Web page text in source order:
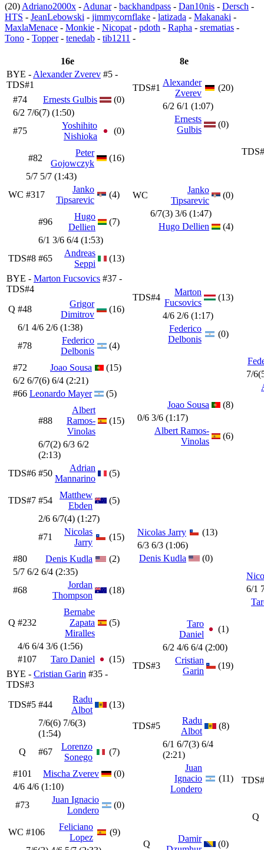
(20) Adriano2000x - Adunar- backhandpass - Dan10nis - Dersch -
HTS - JeanLebowski - jimmycornflake - latizada - Makanaki -
MaxlaMenace - Monkie - Nicopat - pdoth - Rapha - srematias -
Tono - Topper- tenedab - tib1211 -
16e
8e
BYE - Alexander Zverev #5 -
TDS#1
TDS#1
Alexander
Zverev
(20)
6/2 6/1 (1:07)
Ernests
Gulbis
(0)
#74 Ernests Gulbis
(0)
6/2 7/6(7) (1:50)
#75
Yoshihito
Nishioka
(0)
#82
Peter
Gojowczyk
(16)
5/7 5/7 (1:43)
WC #317
Janko
Tipsarevic
(4) WC
Janko
Tipsarevic
(0)
6/7(3) 3/6 (1:47)
Hugo Dellien
(4)
#96
Hugo
Dellien
(7)
6/1 3/6 6/4 (1:53)
TDS#8 #65
Andreas
Seppi
(13)
BYE - Marton Fucsovics #37 -
TDS#4
TDS#4
Marton
Fucsovics
(13)
4/6 2/6 (1:17)
Federico
Delbonis
(0)
7/
Q #48
Grigor
Dimitrov
(16)
6/1 4/6 2/6 (1:38)
#78
Federico
Delbonis
(4)
#72 Joao Sousa
(15)
6/2 6/7(6) 6/4 (2:21)
#66 Leonardo Mayer
(5)
Joao Sousa
(8)
0/6 3/6 (1:17)
Albert Ramos-
Vinolas
(6)
#88
Albert
Ramos-
Vinolas
(15)
6/7(2) 6/3 6/2
(2:13)
TDS#6 #50
Adrian
Mannarino
(5)
TDS#7 #54
Matthew
Ebden
(5)
2/6 6/7(4) (1:27)
#71
Nicolas
Jarry
(15) Nicolas Jarry
(13)
6/3 6/3 (1:06)
Denis Kudla
(0)
6/1
#80 Denis Kudla
(2)
5/7 6/2 6/4 (2:35)
#68
Jordan
Thompson
(18)
Q #232
Bernabe
Zapata
Miralles
(5)
4/6 6/4 3/6 (1:56)
#107
Taro Daniel (15)
Taro
Daniel
(1)
6/2 4/6 6/4 (2:00)
TDS#3
Cristian
Garin
(19)
BYE - Cristian Garin #35 -
TDS#3
TDS#5 #44
Radu
Albot
(13)
7/6(6) 7/6(3)
(1:54)
Q
#67
Lorenzo
Sonego
(7)
TDS#5
Radu
Albot
(8)
6/1 6/7(3) 6/4
(2:21)
Juan
Ignacio
Londero
(11)
Q
#101 Mischa Zverev
(0)
4/6 4/6 (1:10)
#73
Juan Ignacio
Londero
(0)
WC #106
Feliciano
Lopez
(9)
Q
Damir
(0)